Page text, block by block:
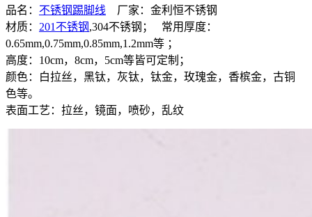
品名： 不锈钢踢脚线 厂家：金利恒不锈钢
材质： 201不锈钢,304不锈钢； 常用厚度：
0.65mm,0.75mm,0.85mm,1.2mm等 ；
高度：10cm，8cm，5cm等皆可定制；
颜色：白拉丝，黑钛，灰钛，钛金，玫瑰金，香槟金，古铜
色等。
表面工艺：拉丝，镜面，喷砂，乱纹